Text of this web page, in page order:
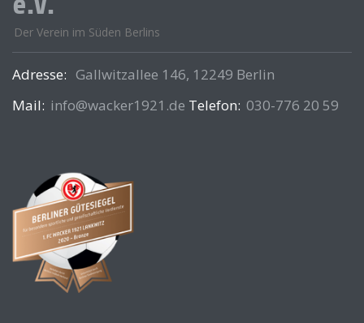
Der Verein im Süden Berlins
Adresse: Gallwitzallee 146, 12249 Berlin
Mail: info@wacker1921.de Telefon: 030-776 20 59